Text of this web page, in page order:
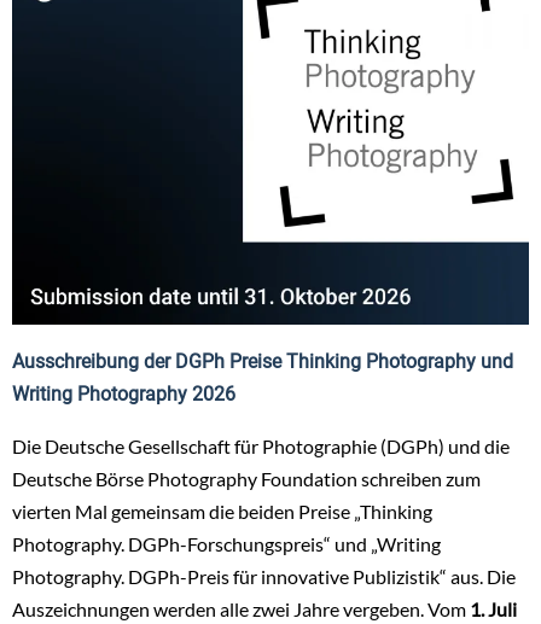
Ausschreibung der DGPh Preise Thinking Photography und
Writing Photography 2026
Die Deutsche Gesellschaft für Photographie (DGPh) und die
Deutsche Börse Photography Foundation schreiben zum
vierten Mal gemeinsam die beiden Preise „Thinking
Photography. DGPh-Forschungspreis“ und „Writing
Photography. DGPh-Preis für innovative Publizistik“ aus. Die
Auszeichnungen werden alle zwei Jahre vergeben. Vom 1. Juli